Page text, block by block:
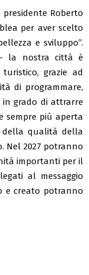
Roberto
per aver scelto
e sviluppo”.
la nostra città è
grazie ad
di programmare,
in grado di attrarre
sempre più aperta
della qualità della
Nel 2027 potranno
importanti per il
al messaggio
e creato potranno